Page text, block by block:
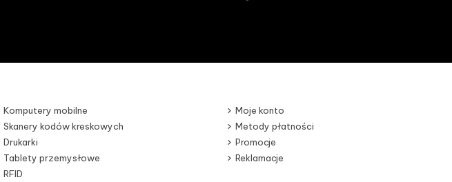
Komputery mobilne
Skanery kodów kreskowych
Drukarki
Tablety przemysłowe
RFID
Moje konto
Metody płatności
Promocje
Reklamacje